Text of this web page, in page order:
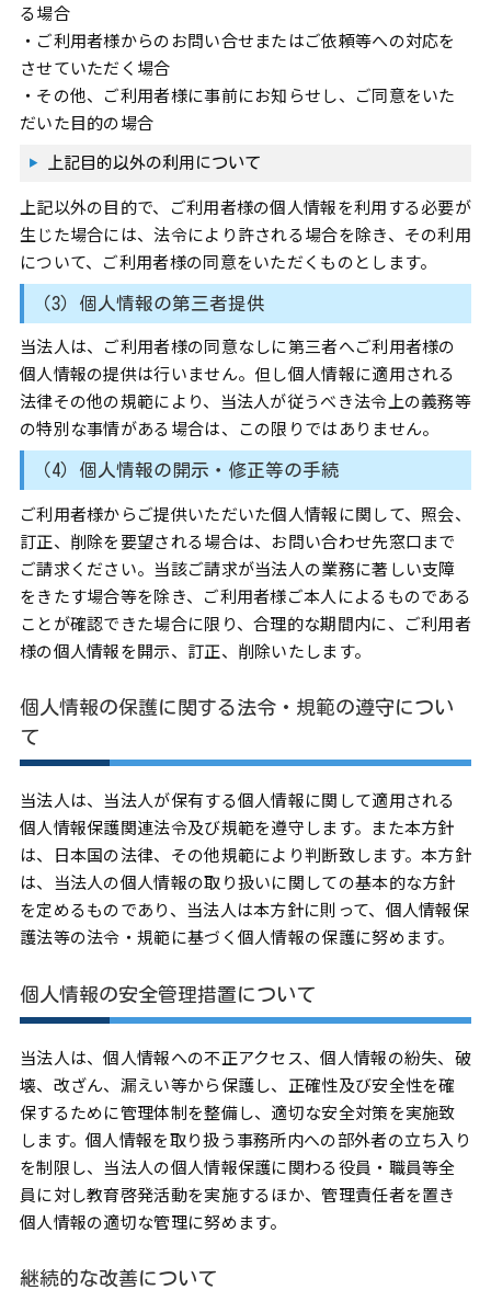
る場合
・ご利用者様からのお問い合せまたはご依頼等への対応を
させていただく場合
・その他、ご利用者様に事前にお知らせし、ご同意をいた
だいた目的の場合
上記目的以外の利用について
上記以外の目的で、ご利用者様の個人情報を利用する必要が
生じた場合には、法令により許される場合を除き、その利用
について、ご利用者様の同意をいただくものとします。
（3）個人情報の第三者提供
当法人は、ご利用者様の同意なしに第三者へご利用者様の
個人情報の提供は行いません。但し個人情報に適用される
法律その他の規範により、当法人が従うべき法令上の義務等
の特別な事情がある場合は、この限りではありません。
（4）個人情報の開示・修正等の手続
ご利用者様からご提供いただいた個人情報に関して、照会、
訂正、削除を要望される場合は、お問い合わせ先窓口まで
ご請求ください。当該ご請求が当法人の業務に著しい支障
をきたす場合等を除き、ご利用者様ご本人によるものである
ことが確認できた場合に限り、合理的な期間内に、ご利用者
様の個人情報を開示、訂正、削除いたします。
個人情報の保護に関する法令・規範の遵守につい
て
当法人は、当法人が保有する個人情報に関して適用される
個人情報保護関連法令及び規範を遵守します。また本方針
は、日本国の法律、その他規範により判断致します。本方針
は、当法人の個人情報の取り扱いに関しての基本的な方針
を定めるものであり、当法人は本方針に則って、個人情報保
護法等の法令・規範に基づく個人情報の保護に努めます。
個人情報の安全管理措置について
当法人は、個人情報への不正アクセス、個人情報の紛失、破
壊、改ざん、漏えい等から保護し、正確性及び安全性を確
保するために管理体制を整備し、適切な安全対策を実施致
します。個人情報を取り扱う事務所内への部外者の立ち入り
を制限し、当法人の個人情報保護に関わる役員・職員等全
員に対し教育啓発活動を実施するほか、管理責任者を置き
個人情報の適切な管理に努めます。
継続的な改善について